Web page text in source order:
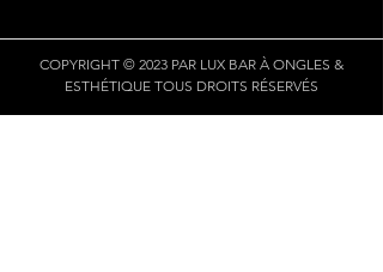
COPYRIGHT © 2023 PAR LUX BAR À ONGLES &
ESTHÉTIQUE TOUS DROITS RÉSERVÉS